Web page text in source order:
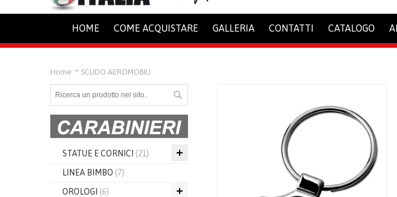
HOME COME ACQUISTARE GALLERIA CONTATTI CATALOGO
Home SCUDO AEROMOBILI
STATUE E CORNICI (21)
LINEA BIMBO (7)
OROLOGI (6)